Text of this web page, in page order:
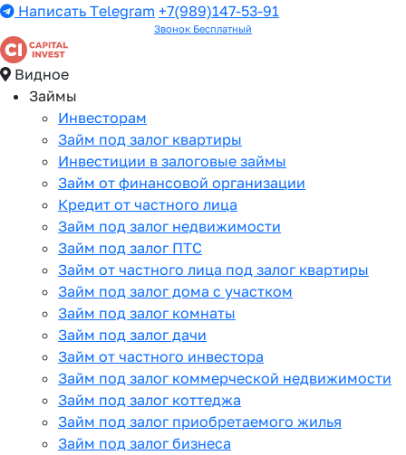
Написать Telegram +7(989)147-53-91
Звонок Бесплатный
Видное
Займы
Инвесторам
Займ под залог квартиры
Инвестиции в залоговые займы
Займ от финансовой организации
Кредит от частного лица
Займ под залог недвижимости
Займ под залог ПТС
Займ от частного лица под залог квартиры
Займ под залог дома с участком
Займ под залог комнаты
Займ под залог дачи
Займ от частного инвестора
Займ под залог коммерческой недвижимости
Займ под залог коттеджа
Займ под залог приобретаемого жилья
Займ под залог бизнеса